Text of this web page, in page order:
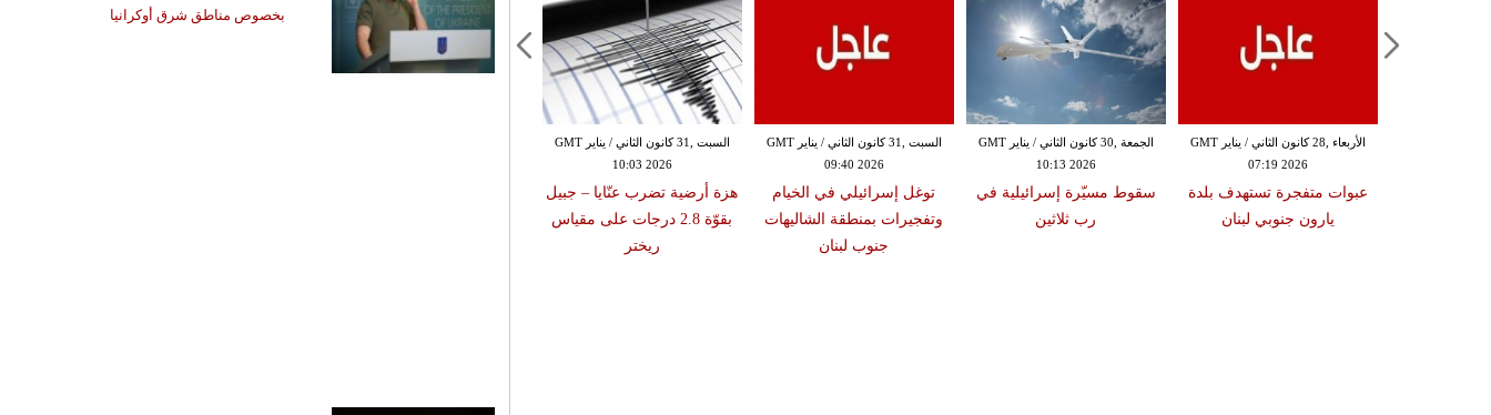
السبت ,31 كانون الثاني / يناير GMT
10:03 2026
هزة أرضية تضرب عنّايا – جبيل
بقوّة 2.8 درجات على مقياس
ريختر
السبت ,31 كانون الثاني / يناير GMT
09:40 2026
توغل إسرائيلي في الخيام
وتفجيرات بمنطقة الشاليهات
جنوب لبنان
الجمعة ,30 كانون الثاني / يناير GMT
10:13 2026
سقوط مسيّرة إسرائيلية في
رب ثلاثين
الأربعاء ,28 كانون الثاني / يناير GMT
07:19 2026
عبوات متفجرة تستهدف بلدة
يارون جنوبي لبنان
بخصوص مناطق شرق أوكرانيا